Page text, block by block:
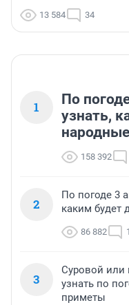
13 584 34
1
По
узнать,
158 392
2
По погоде 3
каким будет
86 882
3
Суровой или
узнать по
приметы